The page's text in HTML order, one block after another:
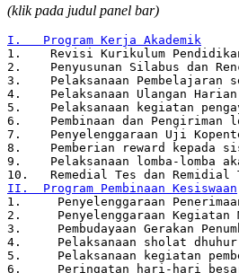
(klik pada judul panel bar)
I.   Program Kerja Akademik
1.    Revisi Kurikulum
2.    Penyusunan Silabus dan
3.    Pelaksanaan
4.    Pelaksanaan Ulangan
5.    Pelaksanaan kegiatan
6.    Pembinaan dan
7.    Penyelenggaraan Uji
8.    Pemberian reward kepada
9.    Pelaksanaan lomba-lomba
10.   Remedial Tes dan Remidial
II.  Program Pembinaan Kesiswaan
1.     Penyelenggaraan
2.     Penyelenggaraan Kegiatan
3.     Pembudayaan Gerakan
4.     Pelaksanaan sholat
5.     Pelaksanaan kegiatan
6.     Peringatan hari-hari